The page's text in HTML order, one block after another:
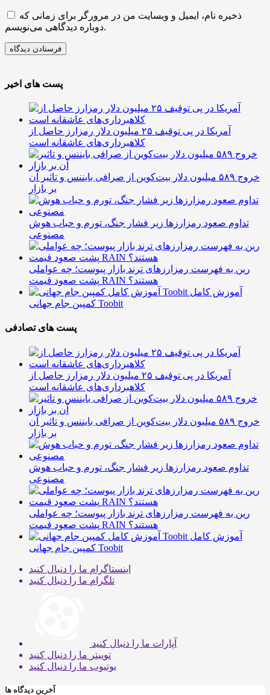
ذخیره نام، ایمیل و وبسایت من در مرورگر برای زمانی که
دوباره دیدگاهی می‌نویسم.
پست های اخیر
آمریکا در پی توقیف ۲۵ میلیون دلار رمزارز حاصل از
کلاهبرداری‌های عاشقانه است
خروج ۵۸۹ میلیون دلار بیت‌کوین از صرافی بایننس و تاثیر آن
بر بازار
تداوم صعود رمزارزها زیر فشار جنگ، تورم و حباب هوش
مصنوعی
رین به فهرست رمزارزهای ترند بازار پیوست؛ چه عواملی
پشت صعود قیمت RAIN هستند؟
آموزش کامل
کمپین جام جهانی Toobit
پست های تصادفی
آمریکا در پی توقیف ۲۵ میلیون دلار رمزارز حاصل از
کلاهبرداری‌های عاشقانه است
خروج ۵۸۹ میلیون دلار بیت‌کوین از صرافی بایننس و تاثیر آن
بر بازار
تداوم صعود رمزارزها زیر فشار جنگ، تورم و حباب هوش
مصنوعی
رین به فهرست رمزارزهای ترند بازار پیوست؛ چه عواملی
پشت صعود قیمت RAIN هستند؟
آموزش کامل
کمپین جام جهانی Toobit
اینستاگرام ما را دنبال کنید
تلگرام ما را دنبال کنید
آپارات ما را دنبال کنید
توییتر ما را دنبال کنید
یوتیوب ما را دنبال کنید
آخرین دیدگاه ها